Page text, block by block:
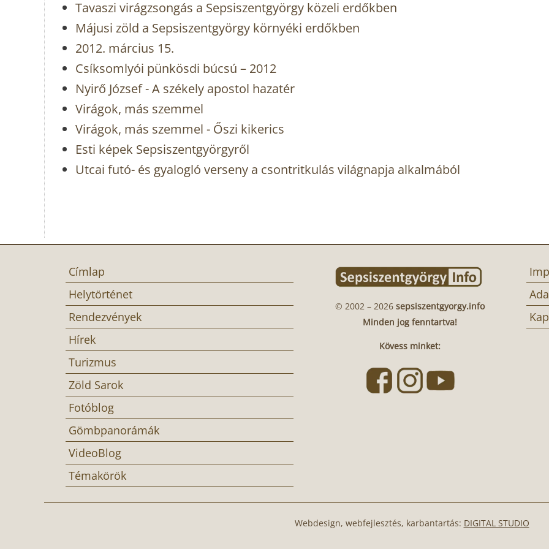
Tavaszi virágzsongás a Sepsiszentgyörgy közeli erdőkben
Májusi zöld a Sepsiszentgyörgy környéki erdőkben
2012. március 15.
Csíksomlyói pünkösdi búcsú – 2012
Nyirő József - A székely apostol hazatér
Virágok, más szemmel
Virágok, más szemmel - Őszi kikerics
Esti képek Sepsiszentgyörgyről
Utcai futó- és gyalogló verseny a csontritkulás világnapja alkalmából
Címlap
Helytörténet
Rendezvények
Hírek
Turizmus
Zöld Sarok
Fotóblog
Gömbpanorámák
VideoBlog
Témakörök
© 2002 – 2026 sepsiszentgyorgy.info
Minden jog fenntartva!
Kövess minket:
Webdesign, webfejlesztés, karbantartás: DIGITAL STUDIO